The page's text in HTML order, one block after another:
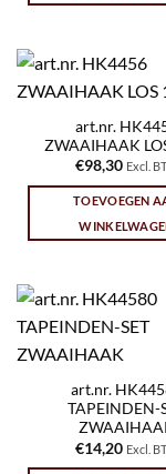
art.nr.
ZWAAIHAAK
€98,30 Excl.
TOEVOEGEN
art.nr.
TAPEINDEN-
€14,20 Excl.